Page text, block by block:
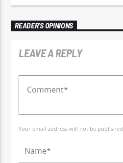
READER'S OPINIONS
LEAVE A REPLY
Your email address will not be